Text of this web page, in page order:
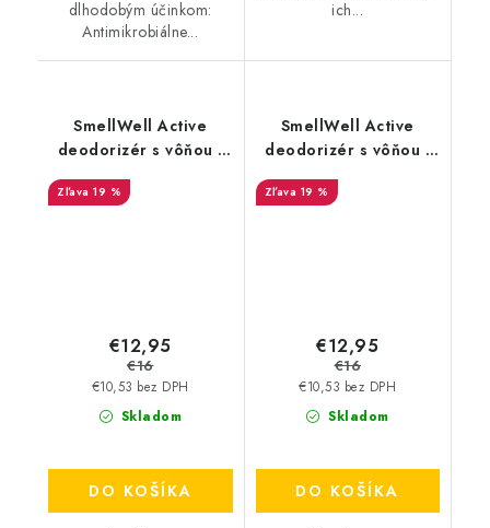
dlhodobým účinkom:
Antimikrobiálne...
ich...
SmellWell Active
deodorizér s vôňou -
White Stripes
19 %
Skladom
€10,53 bez DPH
€12,95
€16
DO KOŠÍKA
SmellWell Active
deodorizér s vôňou -
Black Zebra
19 %
Skladom
€10,53 bez DPH
€12,95
€16
DO KOŠÍKA